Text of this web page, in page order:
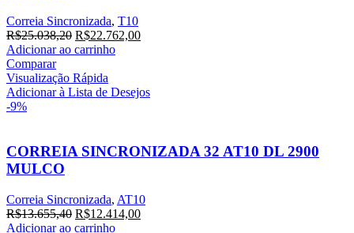
Correia Sincronizada, T10
R$25.038,20 R$22.762,00
Adicionar ao carrinho
Comparar
Visualização Rápida
Adicionar à Lista de Desejos
-9%
CORREIA SINCRONIZADA 32 AT10 DL 2900
MULCO
Correia Sincronizada, AT10
R$13.655,40 R$12.414,00
Adicionar ao carrinho